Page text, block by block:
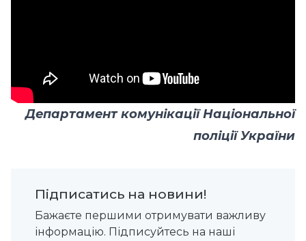
Департамент комунікаціїНаціональної
поліції України
Підписатись на новини!
Бажаєте першими отримувати важливу
інформацію. Підписуйтесь на наші